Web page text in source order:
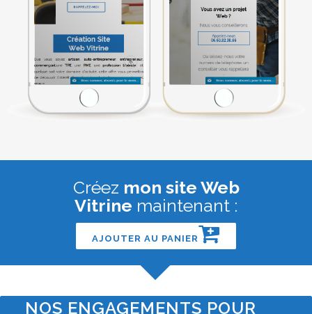
Créez mon site Web
Vitrine maintenant :
AJOUTER AU PANIER
NOS ENGAGEMENTS POUR